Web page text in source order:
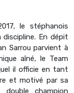
le stéphanois
En dépit
Sarrou parvient à
aîné, le Team
il officie en tant
et motivé par sa
champion